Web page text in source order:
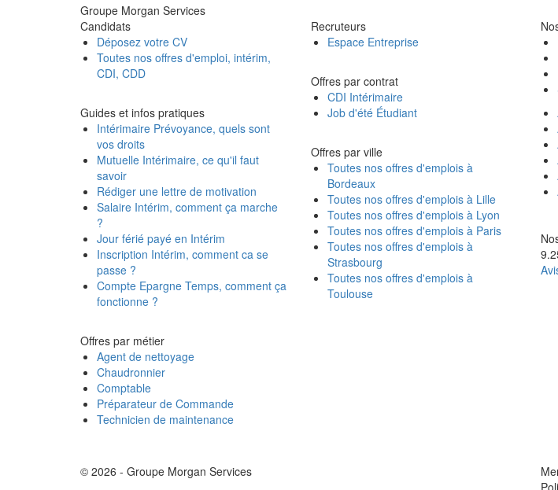
Groupe Morgan Services
Candidats
Déposez votre CV
Toutes nos offres d'emploi, intérim,
CDI, CDD
Guides et infos pratiques
Intérimaire Prévoyance, quels sont
vos droits
Mutuelle Intérimaire, ce qu'il faut
savoir
Rédiger une lettre de motivation
Salaire Intérim, comment ça marche
?
Jour férié payé en Intérim
Inscription Intérim, comment ca se
passe ?
Compte Epargne Temps, comment ça
fonctionne ?
Offres par métier
Agent de nettoyage
Chaudronnier
Comptable
Préparateur de Commande
Technicien de maintenance
Recruteurs
Espace Entreprise
Offres par contrat
CDI Intérimaire
Job d'été Étudiant
Offres par ville
Toutes nos offres d'emplois à
Bordeaux
Toutes nos offres d'emplois à Lille
Toutes nos offres d'emplois à Lyon
Toutes nos offres d'emplois à Paris
Toutes nos offres d'emplois à
Strasbourg
Toutes nos offres d'emplois à
Toulouse
© 2026 - Groupe Morgan Services